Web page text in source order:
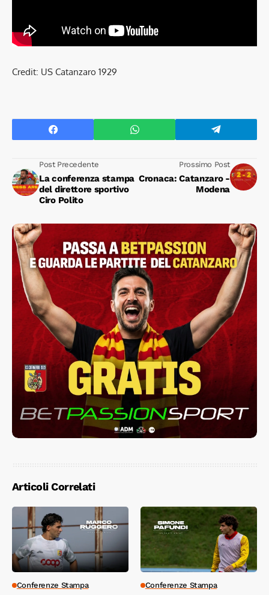
Credit: US Catanzaro 1929
Post Precedente
La conferenza stampa
del direttore sportivo
Ciro Polito
Prossimo Post
Cronaca: Catanzaro -
Modena
Articoli Correlati
Conferenze Stampa Conferenze Stampa